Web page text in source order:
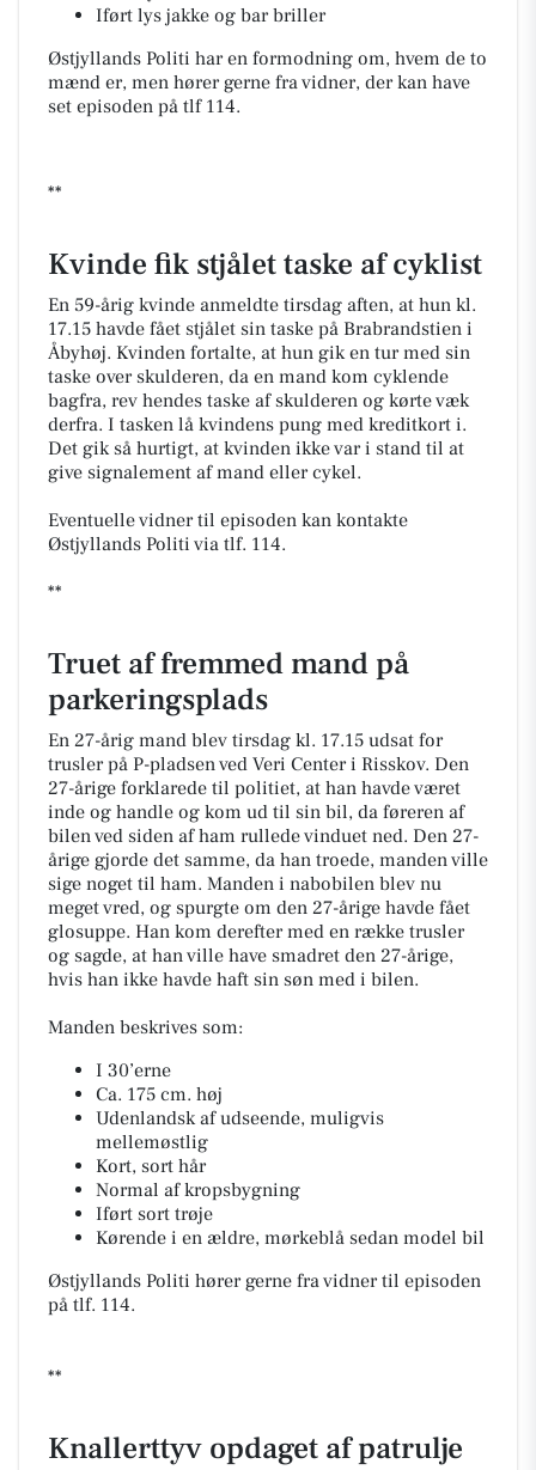
Iført lys jakke og bar briller
Østjyllands Politi har en formodning om, hvem de to
mænd er, men hører gerne fra vidner, der kan have
set episoden på tlf 114.
**
Kvinde fik stjålet taske af cyklist
En 59-årig kvinde anmeldte tirsdag aften, at hun kl.
17.15 havde fået stjålet sin taske på Brabrandstien i
Åbyhøj. Kvinden fortalte, at hun gik en tur med sin
taske over skulderen, da en mand kom cyklende
bagfra, rev hendes taske af skulderen og kørte væk
derfra. I tasken lå kvindens pung med kreditkort i.
Det gik så hurtigt, at kvinden ikke var i stand til at
give signalement af mand eller cykel.
Eventuelle vidner til episoden kan kontakte
Østjyllands Politi via tlf. 114.
**
Truet af fremmed mand på
parkeringsplads
En 27-årig mand blev tirsdag kl. 17.15 udsat for
trusler på P-pladsen ved Veri Center i Risskov. Den
27-årige forklarede til politiet, at han havde været
inde og handle og kom ud til sin bil, da føreren af
bilen ved siden af ham rullede vinduet ned. Den 27-
årige gjorde det samme, da han troede, manden ville
sige noget til ham. Manden i nabobilen blev nu
meget vred, og spurgte om den 27-årige havde fået
glosuppe. Han kom derefter med en række trusler
og sagde, at han ville have smadret den 27-årige,
hvis han ikke havde haft sin søn med i bilen.
Manden beskrives som:
I 30’erne
Ca. 175 cm. høj
Udenlandsk af udseende, muligvis
mellemøstlig
Kort, sort hår
Normal af kropsbygning
Iført sort trøje
Kørende i en ældre, mørkeblå sedan model bil
Østjyllands Politi hører gerne fra vidner til episoden
på tlf. 114.
**
Knallerttyv opdaget af patrulje